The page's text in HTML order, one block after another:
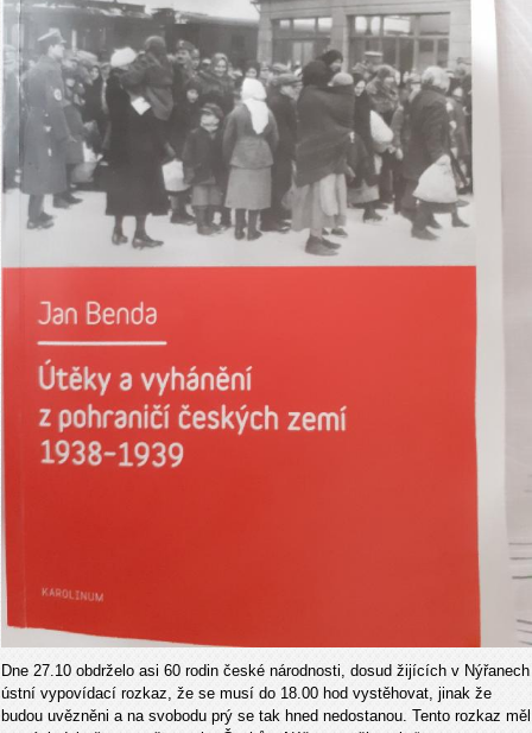
Dne 27.10 obdrželo asi 60 rodin české národnosti, dosud žijících v Nýřanech
ústní vypovídací rozkaz, že se musí do 18.00 hod vystěhovat, jinak že
budou uvězněni a na svobodu prý se tak hned nedostanou. Tento rozkaz měl